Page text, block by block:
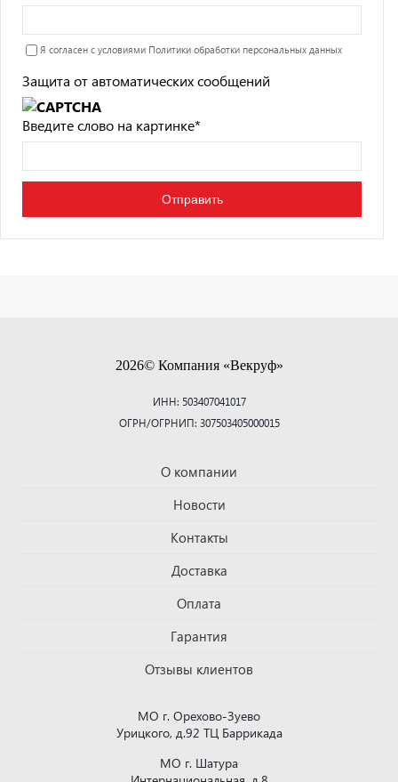
Я согласен с условиями Политики обработки персональных данных
Защита от автоматических сообщений
Введите слово на картинке*
2026© Компания «Векруф»
ИНН: 503407041017
ОГРН/ОГРНИП: 307503405000015
О компании
Новости
Контакты
Доставка
Оплата
Гарантия
Отзывы клиентов
МО г. Орехово-Зуево
Урицкого, д.92 ТЦ Баррикада
МО г. Шатура